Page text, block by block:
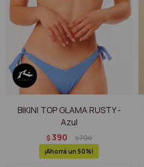
BIKINI TOP GLAMA RUSTY -
Azul
$ 390 $790
50